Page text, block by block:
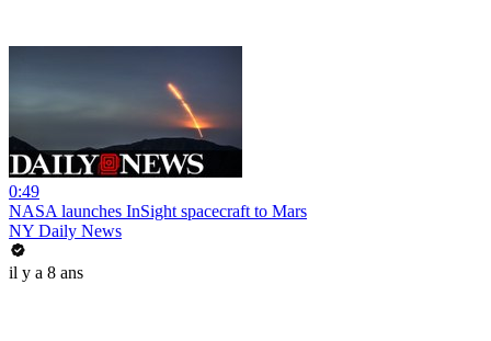
0:49
NASA launches InSight spacecraft to Mars
NY Daily News
il y a 8 ans